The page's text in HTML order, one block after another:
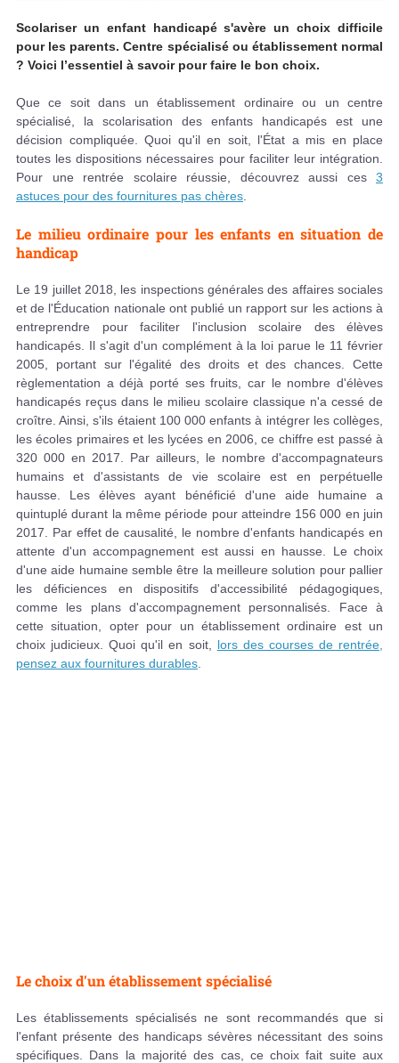
Scolariser un enfant handicapé s'avère un choix difficile
pour les parents. Centre spécialisé ou établissement normal
? Voici l’essentiel à savoir pour faire le bon choix.
Que ce soit dans un établissement ordinaire ou un centre
spécialisé, la scolarisation des enfants handicapés est une
décision compliquée. Quoi qu'il en soit, l'État a mis en place
toutes les dispositions nécessaires pour faciliter leur intégration.
Pour une rentrée scolaire réussie, découvrez aussi ces 3
astuces pour des fournitures pas chères
Le milieu ordinaire pour les enfants en situation de
handicap
Le 19 juillet 2018, les inspections générales des affaires sociales
et de l'Éducation nationale ont publié un rapport sur les actions à
entreprendre pour faciliter l'inclusion scolaire des élèves
handicapés. Il s'agit d'un complément à la loi parue le 11 février
2005, portant sur l'égalité des droits et des chances. Cette
règlementation a déjà porté ses fruits, car le nombre d'élèves
handicapés reçus dans le milieu scolaire classique n'a cessé de
croître. Ainsi, s'ils étaient 100 000 enfants à intégrer les collèges,
les écoles primaires et les lycées en 2006, ce chiffre est passé à
320 000 en 2017. Par ailleurs, le nombre d'accompagnateurs
humains et d'assistants de vie scolaire est en perpétuelle
hausse. Les élèves ayant bénéficié d'une aide humaine a
quintuplé durant la même période pour atteindre 156 000 en juin
2017. Par effet de causalité, le nombre d'enfants handicapés en
attente d'un accompagnement est aussi en hausse. Le choix
d'une aide humaine semble être la meilleure solution pour pallier
les déficiences en dispositifs d'accessibilité pédagogiques,
comme les plans d'accompagnement personnalisés. Face à
cette situation, opter pour un établissement ordinaire est un
choix judicieux. Quoi qu'il en soit, lors des courses de rentrée,
pensez aux fournitures durables
Le choix d'un établissement spécialisé
Les établissements spécialisés ne sont recommandés que si
l'enfant présente des handicaps sévères nécessitant des soins
spécifiques. Dans la majorité des cas, ce choix fait suite aux